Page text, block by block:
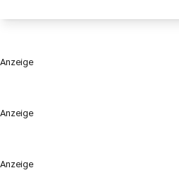
Anzeige
Anzeige
Anzeige